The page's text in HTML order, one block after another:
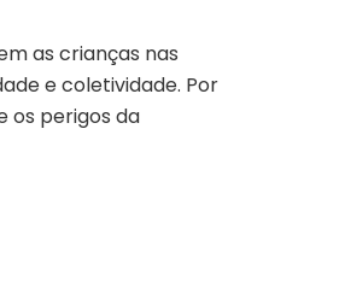
as crianças nas
e coletividade. Por
os perigos da